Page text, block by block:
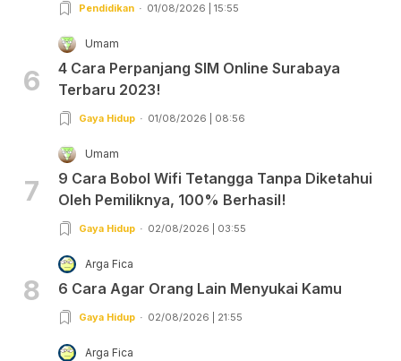
Pendidikan 01/08/2026 | 15:55
6
Umam
4 Cara Perpanjang SIM Online Surabaya
Terbaru 2023!
Gaya Hidup 01/08/2026 | 08:56
7
Umam
9 Cara Bobol Wifi Tetangga Tanpa Diketahui
Oleh Pemiliknya, 100% Berhasil!
Gaya Hidup 02/08/2026 | 03:55
8
Arga Fica
6 Cara Agar Orang Lain Menyukai Kamu
Gaya Hidup 02/08/2026 | 21:55
Arga Fica